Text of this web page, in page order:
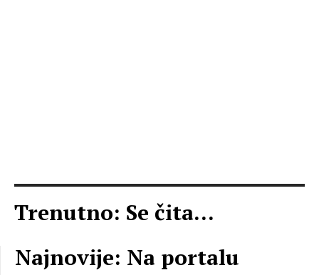
Trenutno: Se čita...
Najnovije: Na portalu